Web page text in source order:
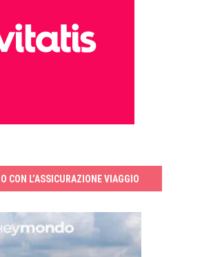
CON L’ASSICURAZIONE VIAGGIO